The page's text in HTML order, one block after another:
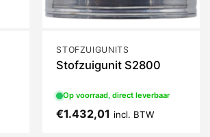
STOFZUIGUNITS
Stofzuigunit S2800
Op voorraad, direct leverbaar
€1.432,01 incl. BTW